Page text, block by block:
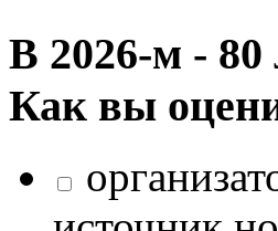
В 2026‑м -
Как вы